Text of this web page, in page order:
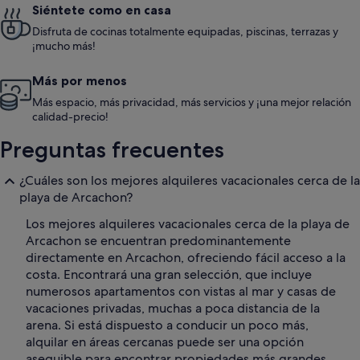
Siéntete como en casa
Disfruta de cocinas totalmente equipadas, piscinas, terrazas y
¡mucho más!
Más por menos
Más espacio, más privacidad, más servicios y ¡una mejor relación
calidad-precio!
Preguntas frecuentes
¿Cuáles son los mejores alquileres vacacionales cerca de la
playa de Arcachon?
Los mejores alquileres vacacionales cerca de la playa de
Arcachon se encuentran predominantemente
directamente en Arcachon, ofreciendo fácil acceso a la
costa. Encontrará una gran selección, que incluye
numerosos apartamentos con vistas al mar y casas de
vacaciones privadas, muchas a poca distancia de la
arena. Si está dispuesto a conducir un poco más,
alquilar en áreas cercanas puede ser una opción